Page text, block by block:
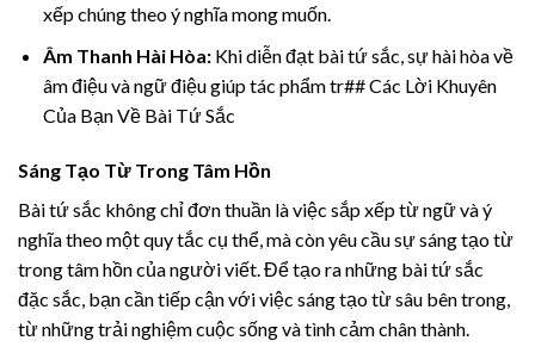
xếp chúng theo ý nghĩa mong muốn.
Âm Thanh Hài Hòa:Khi diễn đạt bài tứ sắc, sự hài hòa về
âm điệu và ngữ điệu giúp tác phẩm tr## Các Lời Khuyên
Của Bạn Về Bài Tứ Sắc
Sáng Tạo Từ Trong Tâm Hồn
Bài tứ sắc không chỉ đơn thuần là việc sắp xếp từ ngữ và ý
nghĩa theo một quy tắc cụ thể, mà còn yêu cầu sự sáng tạo từ
trong tâm hồn của người viết. Để tạo ra những bài tứ sắc
đặc sắc, bạn cần tiếp cận với việc sáng tạo từ sâu bên trong,
từ những trải nghiệm cuộc sống và tình cảm chân thành.